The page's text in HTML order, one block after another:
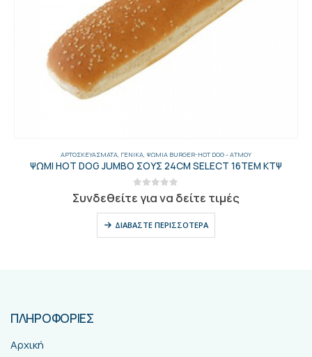
ΑΡΤΟΣΚΕΥΆΣΜΑΤΑ, ΓΕΝΙΚΑ, ΨΩΜΙΆ BURGER-HOT DOG - AΤΜΟΎ
ΨΩΜΙ HOT DOG JUMBO ΣΟΥΣ 24CM SELECT 16ΤΕΜ ΚΤΨ
out of 5
Συνδεθείτε για να δείτε τιμές
ΔΙΑΒΆΣΤΕ ΠΕΡΙΣΣΌΤΕΡΑ
ΠΛΗΡΟΦΟΡΙΕΣ
Αρχική